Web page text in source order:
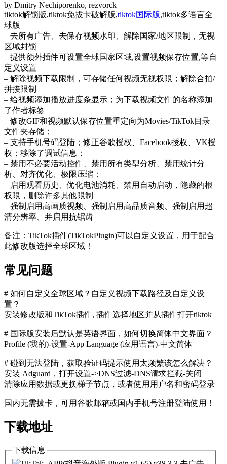
by Dmitry Nechiporenko, rezvorck
tiktok解锁版,tiktok免拔卡破解版,tiktok国际版,tiktok多语言全
球版
– 去所有广告、去保存视频水印、解除国家/地区限制，无视
区域封锁
– 提供额外插件可设置全球国家区域,设置视频保存位置,等自
定义设置
– 解除视频下载限制，可存储任何视频无视权限；解除合拍/
拼接限制
– 给视频添加播放进度条显示；为下载视频文件的名称添加
了作者标签
– 修改GIF和视频默认保存位置重定向为Movies/TikTok目录
文件夹存储；
– 支持手机号码登陆；修正谷歌授权、Facebook授权、VK授
权；移除了调试信息；
– 禁用不必要活动控件、禁用所有类型分析、禁用统计分
析、对齐优化、极限压缩；
– 启用观看历史、优化电池消耗、禁用自动启动，隐藏的根
权限，删除许多其他限制
– 强制启用高画质视频、强制启用高品质音频、强制启用超
清分辨率、并启用抗锯齿
备注：TikTok插件(TikTokPlugin)可以自定义设置，用于配合
此修改版选择全球区域！
常见问题
# 如何自定义全球区域？自定义视频下载路径及自定义设
置？
安装修改版和TikTok插件, 插件选择地区并从插件打开tiktok
# 国际版安装后默认是英语界面，如何切换简体中文界面？
Profile (我的)-设置-App Language (应用语言)-中文简体
# 碰到无法登陆，获取验证码提示使用太频繁该怎么解决？
安装 Adguard，打开设置->DNS过滤-DNS请求拦截-关闭
清除应用数据或更换梯子节点，或者使用用户名和密码登录
国内无需拔卡，可用谷歌邮箱或国内手机号注册登陆使用！
下载地址
下载信息